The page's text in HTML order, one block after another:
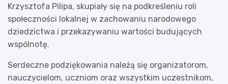
Krzysztofa Pilipa, skupiały się na podkreśleniu roli
społeczności lokalnej w zachowaniu narodowego
dziedzictwa i przekazywaniu wartości budujących
wspólnotę.
Serdeczne podziękowania należą się organizatorom,
nauczycielom, uczniom oraz wszystkim uczestnikom,